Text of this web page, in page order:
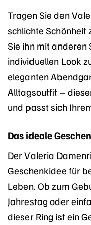
Tragen Sie den
schlichte Schönheit
Sie ihn mit anderen
individuellen Look
eleganten
Alltagsoutfit –
und passt sich
Das ideale
Der Valeria
Geschenkidee für
Leben. Ob zum
Jahrestag oder
dieser Ring ist ein